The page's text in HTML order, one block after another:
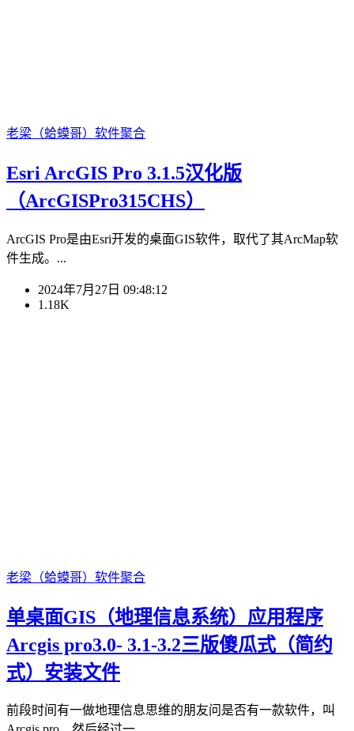
老梁（蛤蟆哥） 软件聚合
Esri ArcGIS Pro 3.1.5汉化版
（ArcGISPro315CHS）
ArcGIS Pro是由Esri开发的桌面GIS软件，取代了其ArcMap软
件生成。...
2024年7月27日 09:48:12
1.18K
老梁（蛤蟆哥） 软件聚合
单桌面GIS（地理信息系统）应用程序
Arcgis pro3.0- 3.1-3.2三版傻瓜式（简约
式）安装文件
前段时间有一做地理信息思维的朋友问是否有一款软件，叫